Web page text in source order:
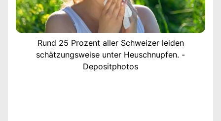
Rund 25 Prozent aller Schweizer leiden
schätzungsweise unter Heuschnupfen. -
Depositphotos